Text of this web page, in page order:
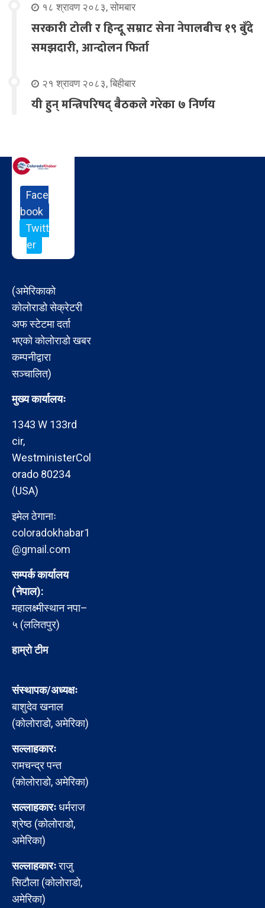
१८ श्रावण २०८३, सोमबार
सरकारी टोली र हिन्दू सम्राट सेना नेपालबीच १९ बुँदे
समझदारी, आन्दोलन फिर्ता
२१ श्रावण २०८३, बिहीबार
यी हुन् मन्त्रिपरिषद् बैठकले गरेका ७ निर्णय
Face
book
Twitt
er
(अमेरिकाको
कोलोराडो सेक्रेटरी
अफ स्टेटमा दर्ता
भएको कोलोराडो खबर
कम्पनीद्वारा
सञ्चालित)
मुख्य कार्यालयः
1343 W 133rd
cir,
WestministerCol
orado 80234
(USA)
इमेल ठेगानाः
coloradokhabar1
@gmail.com
सम्पर्क कार्यालय
(नेपाल):
महालक्ष्मीस्थान नपा–
५ (ललितपुर)
हाम्रो टीम
संस्थापक/अध्यक्षः
बाशुदेव खनाल
(कोलोराडो, अमेरिका)
सल्लाहकारः
रामचन्द्र पन्त
(कोलोराडो, अमेरिका)
सल्लाहकारःधर्मराज
श्रेष्ठ (कोलोराडो,
अमेरिका)
सल्लाहकारःराजु
सिटौला (कोलोराडो,
अमेरिका)